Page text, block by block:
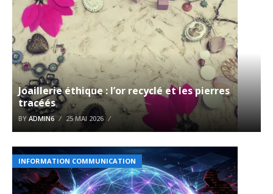
Joaillerie éthique : l’or recyclé et les pierres
tracéés
BY ADMIN6 25 MAI 2026
INFORMATION COMMUNICATION